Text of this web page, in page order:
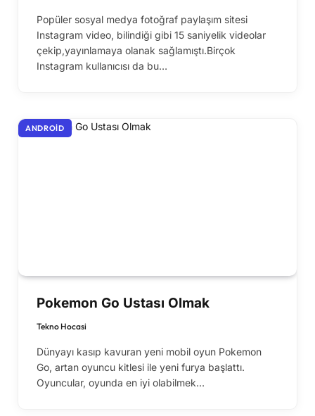
Popüler sosyal medya fotoğraf paylaşım sitesi
Instagram video, bilindiği gibi 15 saniyelik videolar
çekip,yayınlamaya olanak sağlamıştı.Birçok
Instagram kullanıcısı da bu…
ANDROID
Pokemon Go Ustası Olmak
Tekno Hocasi
Dünyayı kasıp kavuran yeni mobil oyun Pokemon
Go, artan oyuncu kitlesi ile yeni furya başlattı.
Oyuncular, oyunda en iyi olabilmek…